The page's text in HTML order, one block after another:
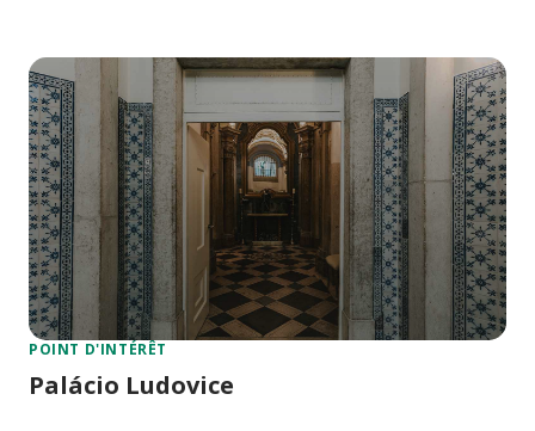
POINT D'INTÉRÊT
Palácio Ludovice